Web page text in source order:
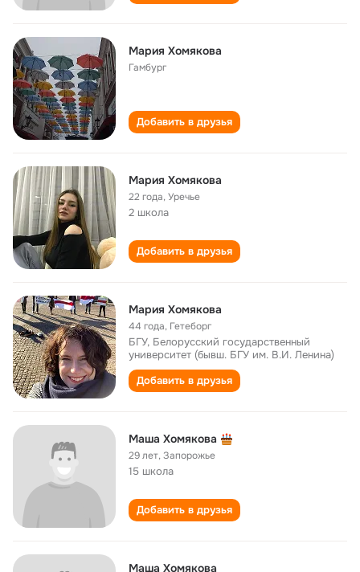
Мария Хомякова
Гамбург
Добавить в друзья
Мария Хомякова
22 года,Уречье
2 школа
Добавить в друзья
Мария Хомякова
44 года, Гетеборг
БГУ, Белорусский государственный
университет (бывш. БГУ им. В.И. Ленина)
Добавить в друзья
Маша Хомякова
29 лет,Запорожье
15 школа
Добавить в друзья
Маша Хомякова